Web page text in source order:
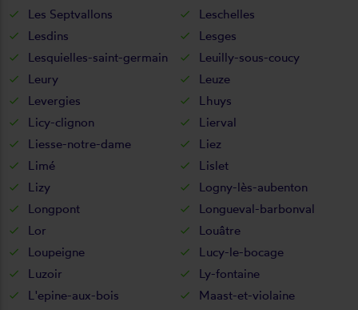
Les Septvallons
Leschelles
Lesdins
Lesges
Lesquielles-saint-germain
Leuilly-sous-coucy
Leury
Leuze
Levergies
Lhuys
Licy-clignon
Lierval
Liesse-notre-dame
Liez
Limé
Lislet
Lizy
Logny-lès-aubenton
Longpont
Longueval-barbonval
Lor
Louâtre
Loupeigne
Lucy-le-bocage
Luzoir
Ly-fontaine
L'epine-aux-bois
Maast-et-violaine